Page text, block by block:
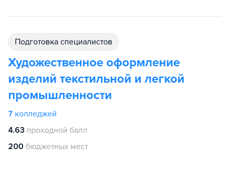
подготовка специалистов
Художественное оформление
изделий текстильной и легкой
промышленности
7 колледжей
4.63 проходной балл
200 бюджетных мест